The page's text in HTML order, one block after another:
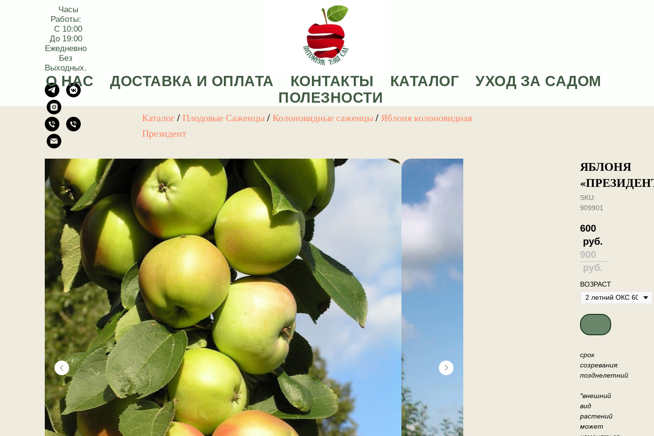
Часы
Работы:
С 10:00
До 19:00
Ежедневно
Без
Выходных.
О НАС ДОСТАВКА И ОПЛАТА КОНТАКТЫ КАТАЛОГ
УХОД ЗА САДОМ
ПОЛЕЗНОСТИ
Каталог/Плодовые Саженцы/Колоновидные саженцы/Яблоня колоновидная
Президент
ЯБЛОНЯ
SKU:
909901
600
руб.
900
руб.
ВОЗРАСТ
ДОБАВИТЬ В
срок
созревания:
позднелетний
*внешний
вид
растений
может